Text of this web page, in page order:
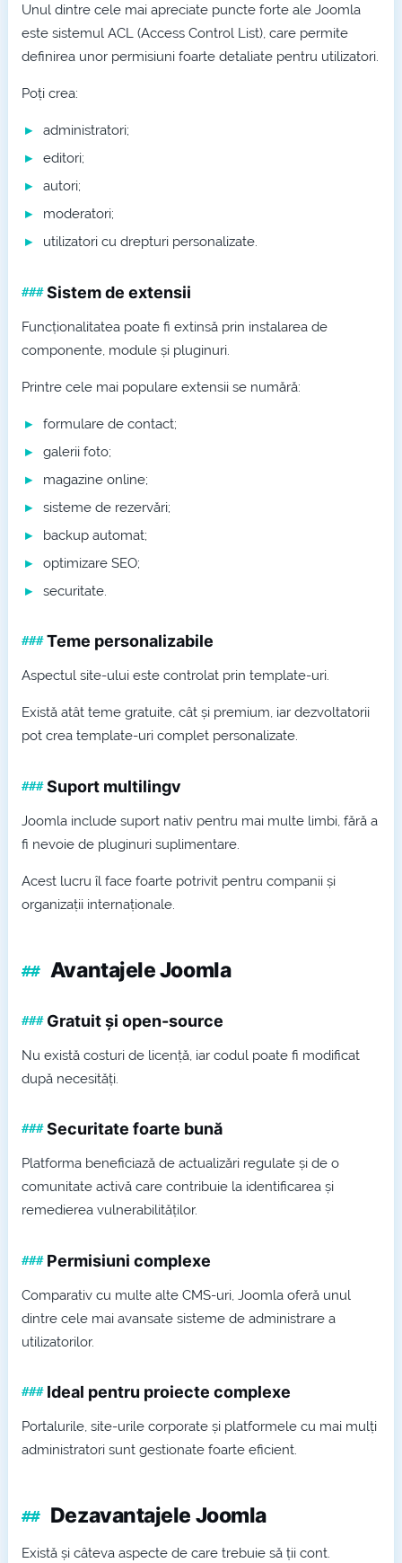
Unul dintre cele mai apreciate puncte forte ale Joomla
este sistemul ACL (Access Control List), care permite
definirea unor permisiuni foarte detaliate pentru utilizatori.
Poți crea:
administratori;
editori;
autori;
moderatori;
utilizatori cu drepturi personalizate.
Sistem de extensii
Funcționalitatea poate fi extinsă prin instalarea de
componente, module și pluginuri.
Printre cele mai populare extensii se numără:
formulare de contact;
galerii foto;
magazine online;
sisteme de rezervări;
backup automat;
optimizare SEO;
securitate.
Teme personalizabile
Aspectul site-ului este controlat prin template-uri.
Există atât teme gratuite, cât și premium, iar dezvoltatorii
pot crea template-uri complet personalizate.
Suport multilingv
Joomla include suport nativ pentru mai multe limbi, fără a
fi nevoie de pluginuri suplimentare.
Acest lucru îl face foarte potrivit pentru companii și
organizații internaționale.
Avantajele Joomla
Gratuit și open-source
Nu există costuri de licență, iar codul poate fi modificat
după necesități.
Securitate foarte bună
Platforma beneficiază de actualizări regulate și de o
comunitate activă care contribuie la identificarea și
remedierea vulnerabilităților.
Permisiuni complexe
Comparativ cu multe alte CMS-uri, Joomla oferă unul
dintre cele mai avansate sisteme de administrare a
utilizatorilor.
Ideal pentru proiecte complexe
Portalurile, site-urile corporate și platformele cu mai mulți
administratori sunt gestionate foarte eficient.
Dezavantajele Joomla
Există și câteva aspecte de care trebuie să ții cont.